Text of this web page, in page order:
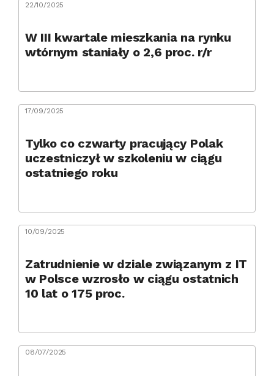
22/10/2025
W III kwartale mieszkania na rynku
wtórnym staniały o 2,6 proc. r/r
17/09/2025
Tylko co czwarty pracujący Polak
uczestniczył w szkoleniu w ciągu
ostatniego roku
10/09/2025
Zatrudnienie w dziale związanym z IT
w Polsce wzrosło w ciągu ostatnich
10 lat o 175 proc.
08/07/2025